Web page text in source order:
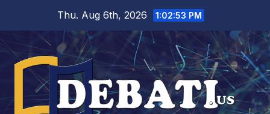
content
Thu. Aug 6th, 2026 1:02:54 PM